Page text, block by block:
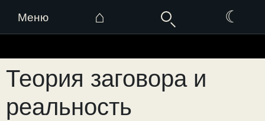
Меню ⌂ ☾
к
содержимому
Теория заговора и
реальность